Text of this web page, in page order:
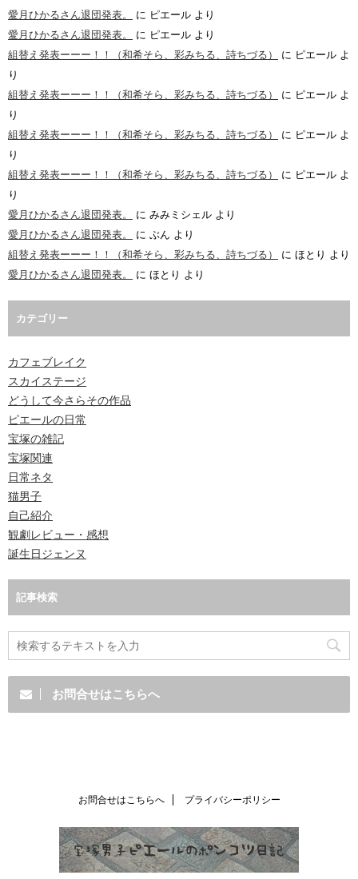
愛月ひかるさん退団発表。 に ピエール より
愛月ひかるさん退団発表。
に ピエール より
組替え発表ーーー！！（和希そら、彩みちる、詩ちづる）
に ピエール よ
り
組替え発表ーーー！！（和希そら、彩みちる、詩ちづる）
に ピエール よ
り
組替え発表ーーー！！（和希そら、彩みちる、詩ちづる）
に ピエール よ
り
組替え発表ーーー！！（和希そら、彩みちる、詩ちづる）
に ピエール よ
り
愛月ひかるさん退団発表。
に みみミシェル より
愛月ひかるさん退団発表。
に ぶん より
組替え発表ーーー！！（和希そら、彩みちる、詩ちづる）
に ほとり より
愛月ひかるさん退団発表。
に ほとり より
カテゴリー
カフェブレイク
スカイステージ
どうして今さらその作品
ピエールの日常
宝塚の雑記
宝塚関連
日常ネタ
猫男子
自己紹介
観劇レビュー・感想
誕生日ジェンヌ
記事検索
お問合せはこちらへ
お問合せはこちらへ プライバシーポリシー